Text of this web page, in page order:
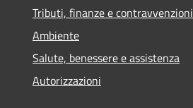
Tributi, finanze e contravvenzioni
Ambiente
Salute, benessere e assistenza
Autorizzazioni